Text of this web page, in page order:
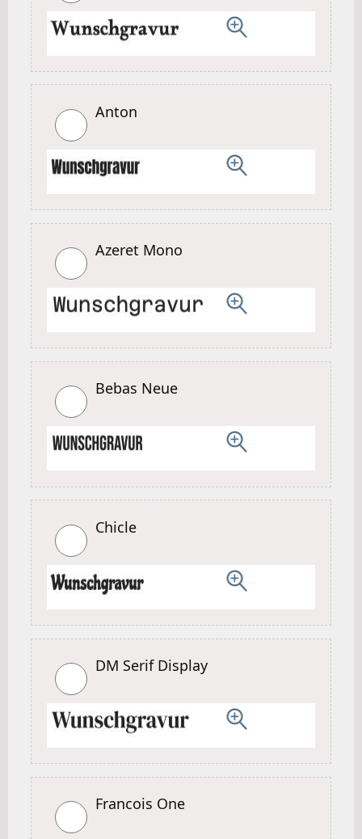
Anton
Azeret Mono
Bebas Neue
Chicle
DM Serif Display
Francois One